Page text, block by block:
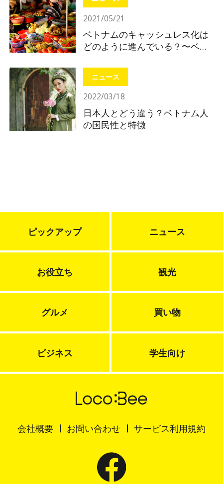
2021/05/21
ベトナムのキャッシュレス化は
どのように進んでいる？〜ベト
ウンド対策〜
ニュース
2022/03/18
日本人とどう違う？ベトナム人
の国民性と特徴
ピックアップ ニュース
お役立ち 観光
グルメ 買い物
ビジネス 学生向け
会社概要 お問い合わせ サービス利用規約